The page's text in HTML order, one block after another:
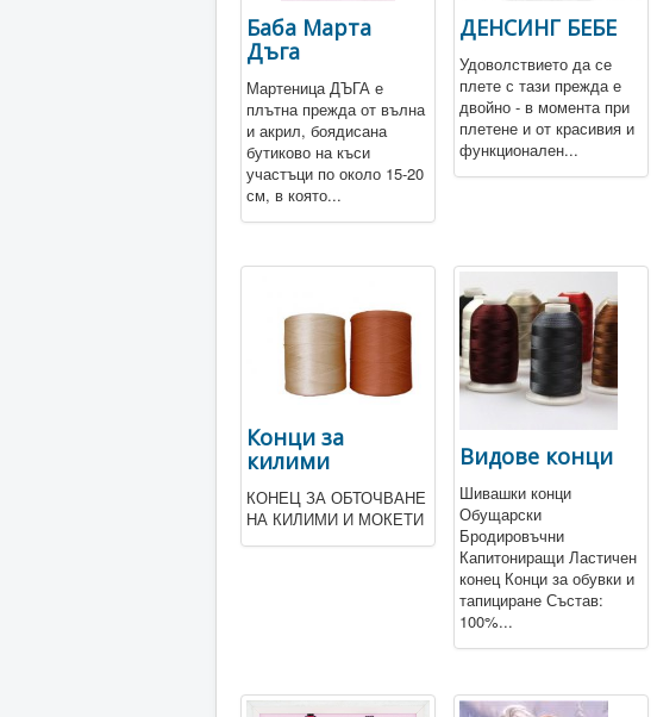
Баба Марта
Дъга
Мартеница ДЪГА е
плътна прежда от вълна
и акрил, боядисана
бутиково на къси
участъци по около 15-20
см, в която...
ДЕНСИНГ БЕБЕ
Удоволствието да се
плете с тази прежда е
двойно - в момента при
плетене и от красивия и
функционален...
Конци за
килими
КОНЕЦ ЗА ОБТОЧВАНЕ
НА КИЛИМИ И МОКЕТИ
Видове конци
Шивашки конци
Обущарски
Бродировъчни
Капитониращи Ластичен
конец Конци за обувки и
тапициране Състав:
100%...